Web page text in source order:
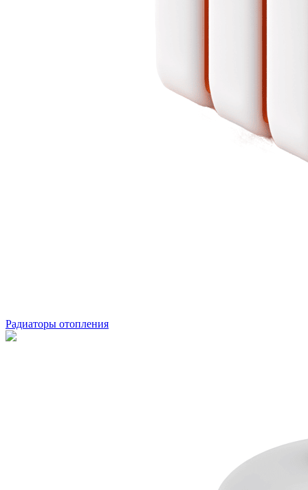
Радиаторы отопления